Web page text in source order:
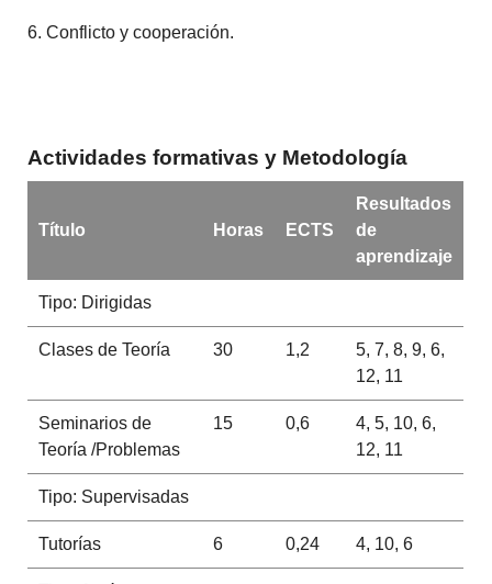
6. Conflicto y cooperación.
Actividades formativas y Metodología
Título Horas ECTS
Resultados
de
aprendizaje
Tipo: Dirigidas
Clases de Teoría 30 1,2
5, 7, 8, 9, 6,
12, 11
Seminarios de
Teoría /Problemas
15 0,6
4, 5, 10, 6,
12, 11
Tipo: Supervisadas
Tutorías 6 0,24 4, 10, 6